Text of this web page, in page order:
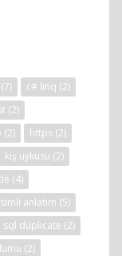
(7) c# linq (2)
(2)
(2) https (2)
kış uykusu (2)
(4)
anlatım (5)
sql duplicate (2)
(2)